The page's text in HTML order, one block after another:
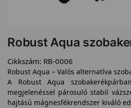
Robust Aqua
Cikkszám: RB-0006
Robust Aqua – Valós alternatíva
A Robust Aqua
megjelenéssel párosuló stabil
hajtású mágnesfékrendszer kiváló